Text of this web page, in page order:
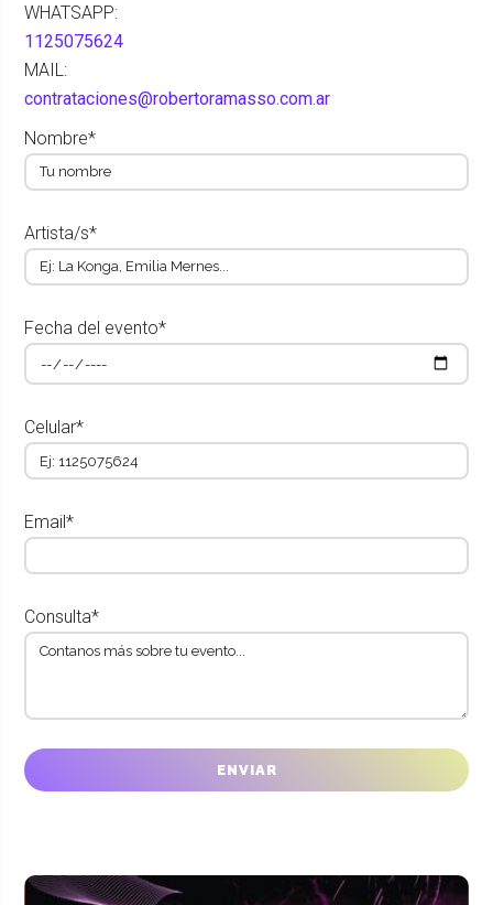
WHATSAPP:
1125075624
MAIL:
contrataciones@robertoramasso.com.ar
Nombre*
Artista/s*
Fecha del evento*
Celular*
Email*
Consulta*